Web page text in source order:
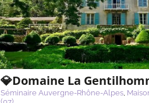
💎Domaine La
Séminaire Auvergne-Rhône-Alpes,
💎Domaine du
Séminaire Auvergne-Rhône-Alpes